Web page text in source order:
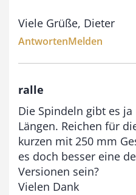
Viele Grüße, Dieter
AntwortenMelden
ralle
Die Spindeln gibt es
Längen. Reichen für
kurzen mit 250 mm
es doch besser eine
Versionen sein?
Vielen Dank